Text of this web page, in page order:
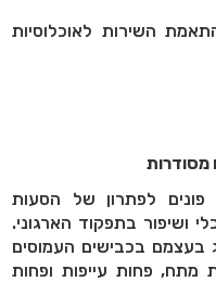
השירות לאוכלוסיות
לפתרון של הסעות
ושיפור בתפקוד הארגוני.
בכבישים העמוסים
פחות עייפות ופחות